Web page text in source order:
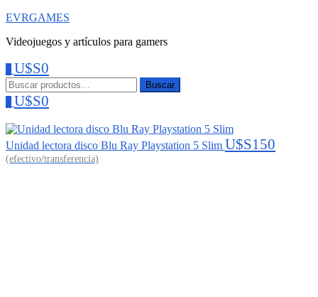
EVRGAMES
Videojuegos y artículos para gamers
U$S0
Menu
Buscar: Buscar
U$S0
Unidad lectora disco Blu Ray Playstation 5 Slim U$S150